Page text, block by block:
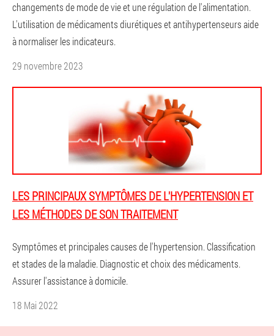
changements de mode de vie et une régulation de l'alimentation.
L'utilisation de médicaments diurétiques et antihypertenseurs aide
à normaliser les indicateurs.
29 novembre 2023
LES PRINCIPAUX SYMPTÔMES DE L'HYPERTENSION ET
LES MÉTHODES DE SON TRAITEMENT
Symptômes et principales causes de l'hypertension. Classification
et stades de la maladie. Diagnostic et choix des médicaments.
Assurer l'assistance à domicile.
18 Mai 2022